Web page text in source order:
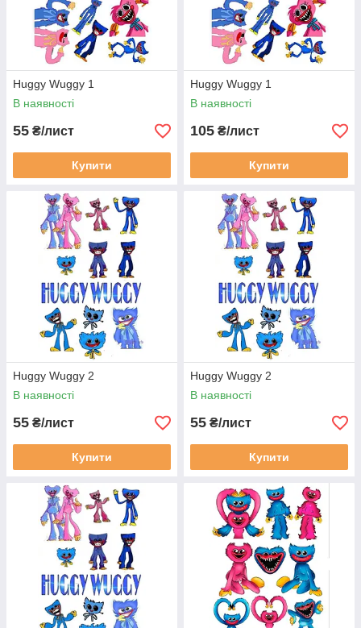
Huggy Wuggy 1
В наявності
55 ₴/лист
Купити
Huggy Wuggy 1
В наявності
105 ₴/лист
Купити
Huggy Wuggy 2
В наявності
55 ₴/лист
Купити
Huggy Wuggy 2
В наявності
55 ₴/лист
Купити